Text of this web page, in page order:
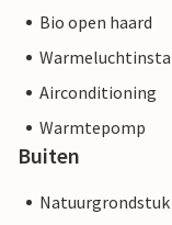
Bio open haard
Airconditioning
Warmtepomp
Buiten
Natuurgrondstuk